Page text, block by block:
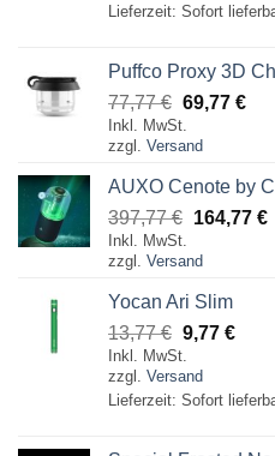
Lieferzeit: Sofort
Puffco Proxy 3D
77,77€
Preis
war:
77,77 €
69,77 €
Inkl. MwSt.
zzgl. Versand
AUXO Cenote by
397,77€
war:
397,77 €
164,77 €
Inkl. MwSt.
zzgl. Versand
Yocan Ari Slim
13,77€
Preis
war:
13,77 €
9,77 €
9,77
Inkl. MwSt.
zzgl. Versand
Lieferzeit: Sofort